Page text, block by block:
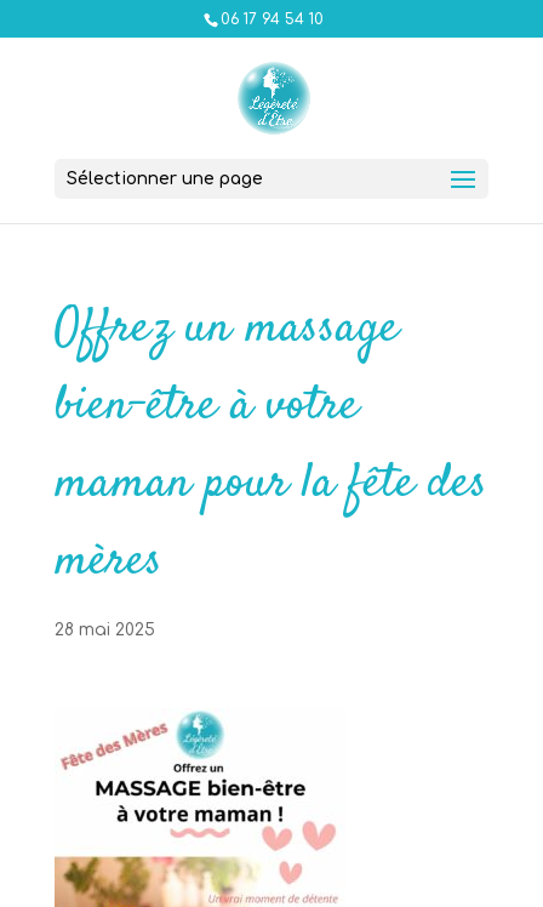
06 17 94 54 10
Sélectionner une page
Offrez un massage
bien-être à votre
maman pour la fête des
mères
28 mai 2025